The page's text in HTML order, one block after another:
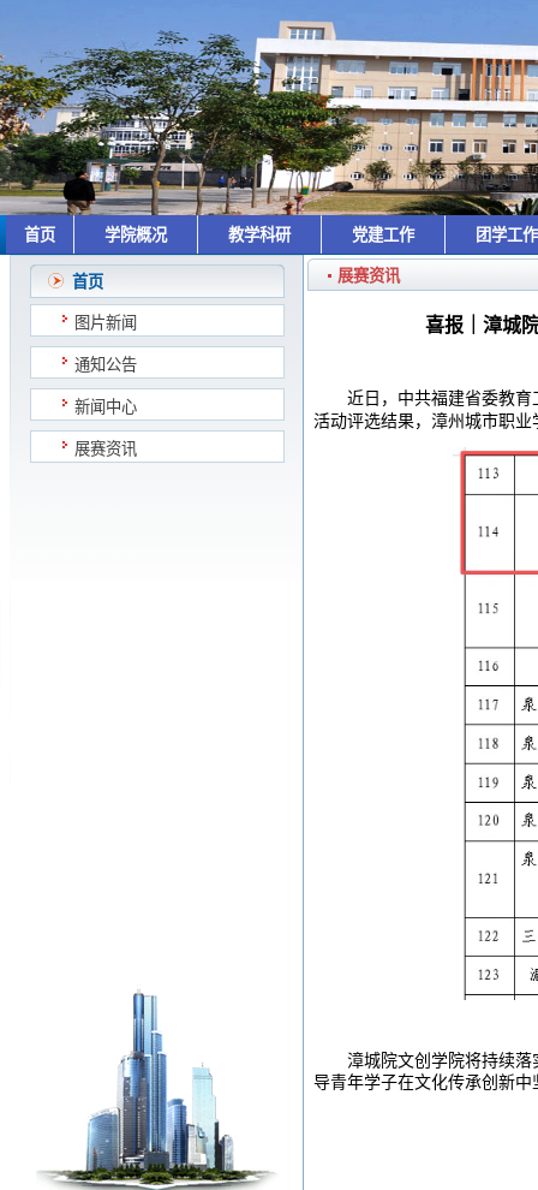
首页 学院概况 教学科研 党建工作 团学工
首页
图片新闻
通知公告
新闻中心
展赛资讯
展赛资讯
喜报｜漳城
近日，中共福建省委教育
活动评选结果，漳州城市职业
漳城院文创学院将持续
导青年学子在文化传承创新